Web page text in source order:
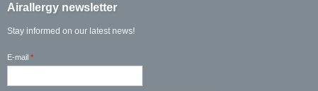
Airallergy newsletter
Stay informed on our latest news!
E-mail *